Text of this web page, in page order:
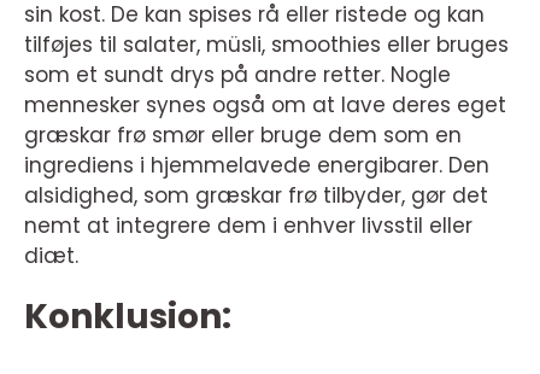
sin kost. De kan spises rå eller ristede og kan
tilføjes til salater, müsli, smoothies eller bruges
som et sundt drys på andre retter. Nogle
mennesker synes også om at lave deres eget
græskar frø smør eller bruge dem som en
ingrediens i hjemmelavede energibarer. Den
alsidighed, som græskar frø tilbyder, gør det
nemt at integrere dem i enhver livsstil eller
diæt.
Konklusion: